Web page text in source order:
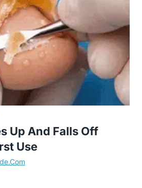
Up And Falls Off
Use